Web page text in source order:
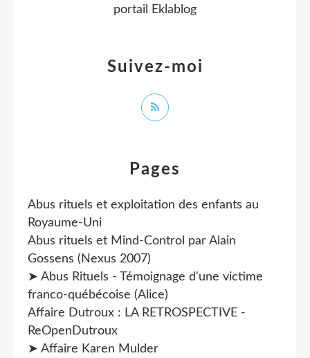
Pages
Abus rituels et exploitation des enfants au
Royaume-Uni
Abus rituels et Mind-Control par Alain
Gossens (Nexus 2007)
➤ Abus Rituels - Témoignage d'une victime
franco-québécoise (Alice)
Affaire Dutroux : LA RETROSPECTIVE -
ReOpenDutroux
➤ Affaire Karen Mulder
Suivez-moi
portail Eklablog